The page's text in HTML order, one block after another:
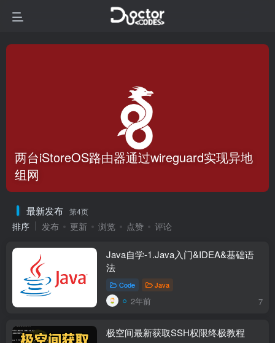
两台iStoreOS路由器通过wireguard实现异地
组网
最新发布 第4页
排序 发布 更新 浏览 点赞 评论
Java自学-1.Java入门&IDEA&基础语
法
Code Java
2年前 7
极空间最新获取SSH权限终极教程